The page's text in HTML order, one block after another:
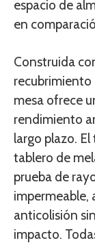
espacio de
en
Construida
recubrimiento
mesa ofrece
rendimiento
largo plazo.
tablero de
prueba de
impermeable,
anticolisión
impacto.